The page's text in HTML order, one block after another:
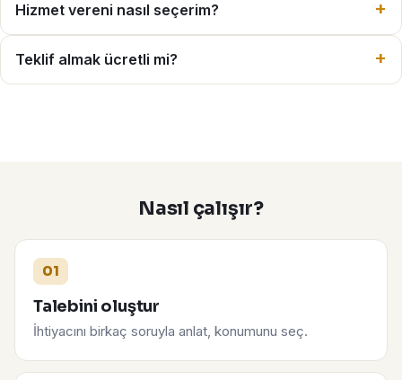
Hizmet vereni nasıl seçerim?
Teklif almak ücretli mi?
Nasıl çalışır?
01
Talebini oluştur
İhtiyacını birkaç soruyla anlat, konumunu seç.